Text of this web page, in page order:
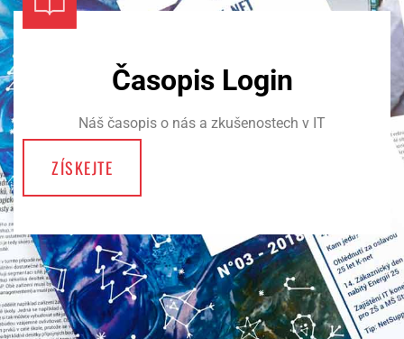
Časopis Login
Náš časopis o nás a zkušenostech v IT
ZÍSKEJTE